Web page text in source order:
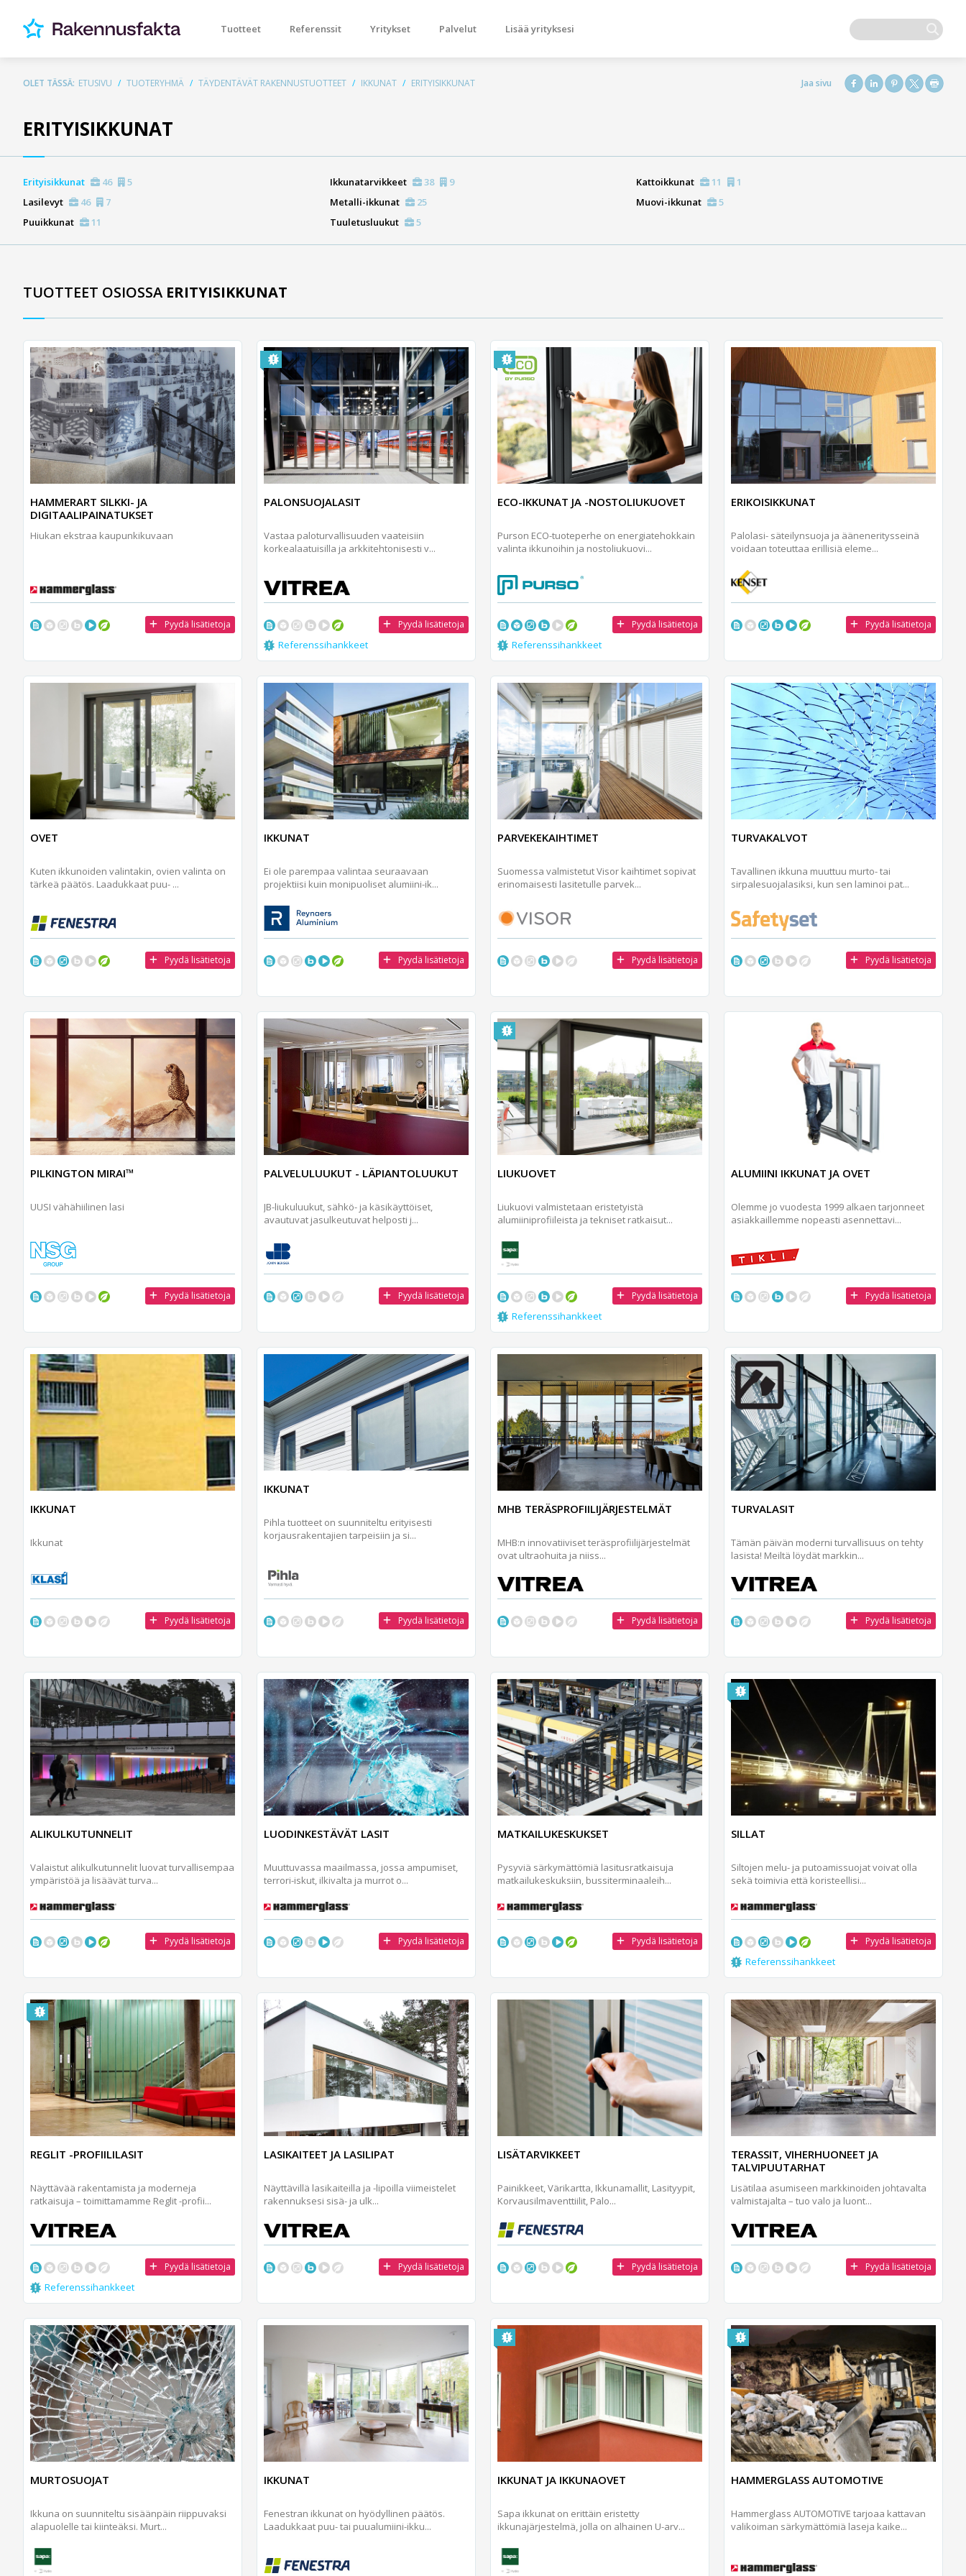
Tuotteet Referenssit Yritykset Palvelut Lisää yrityksesi
OLET TÄSSÄ: ETUSIVU TUOTERYHMÄ TÄYDENTÄVÄT RAKENNUSTUOTTEET IKKUNAT ERITYISIKKUNAT
ERITYISIKKUNAT
Erityisikkunat 46 5 Ikkunatarvikkeet 38 9 Kattoikkunat 11
1
Lasilevyt
46 7 Metalli-ikkunat 25 Muovi-ikkunat
5
Puuikkunat
11 Tuuletusluukut 5
TUOTTEET OSIOSSA ERITYISIKKUNAT
HAMMERART SILKKI- JA
DIGITAALIPAINATUKSET
Hiukan ekstraa kaupunkikuvaan
Pyydä lisätietoja
PALONSUOJALASIT
Vastaa paloturvallisuuden vaateisiin
korkealaatuisilla ja arkkitehtonisesti v...
Pyydä lisätietoja
Referenssihankkeet
ECO-IKKUNAT JA -NOSTOLIUKUOVET
Purson ECO-tuoteperhe on energiatehokkain
valinta ikkunoihin ja nostoliukuovi...
Pyydä lisätietoja
Referenssihankkeet
ERIKOISIKKUNAT
Palolasi- säteilynsuoja ja ääneneritysseinä
voidaan toteuttaa erillisiä eleme...
Pyydä lisätietoja
OVET
Kuten ikkunoiden valintakin, ovien valinta on
tärkeä päätös. Laadukkaat puu- ...
Pyydä lisätietoja
IKKUNAT
Ei ole parempaa valintaa seuraavaan
projektiisi kuin monipuoliset alumiini-ik...
Pyydä lisätietoja
PARVEKEKAIHTIMET
Suomessa valmistetut Visor kaihtimet sopivat
erinomaisesti lasitetulle parvek...
Pyydä lisätietoja
TURVAKALVOT
Tavallinen ikkuna muuttuu murto- tai
sirpalesuojalasiksi, kun sen laminoi pat...
Pyydä lisätietoja
PILKINGTON MIRAI™
UUSI vähähiilinen lasi
Pyydä lisätietoja
PALVELULUUKUT - LÄPIANTOLUUKUT
JB-liukuluukut, sähkö- ja käsikäyttöiset,
avautuvat jasulkeutuvat helposti j...
Pyydä lisätietoja
LIUKUOVET
Liukuovi valmistetaan eristetyistä
alumiiniprofiileista ja tekniset ratkaisut...
Pyydä lisätietoja
Referenssihankkeet
ALUMIINI IKKUNAT JA OVET
Olemme jo vuodesta 1999 alkaen tarjonneet
asiakkaillemme nopeasti asennettavi...
Pyydä lisätietoja
IKKUNAT
Ikkunat
Pyydä lisätietoja
IKKUNAT
Pihla tuotteet on suunniteltu erityisesti
korjausrakentajien tarpeisiin ja si...
Pyydä lisätietoja
MHB TERÄSPROFIILIJÄRJESTELMÄT
MHB:n innovatiiviset teräsprofiili­järjestelmät
ovat ultraohuita ja niiss...
Pyydä lisätietoja
TURVALASIT
Tämän päivän moderni turvallisuus on tehty
lasista! Meiltä löydät markkin...
Pyydä lisätietoja
ALIKULKUTUNNELIT
Valaistut alikulkutunnelit luovat turvallisempaa
ympäristöä ja lisäävät turva...
Pyydä lisätietoja
LUODINKESTÄVÄT LASIT
Muuttuvassa maailmassa, jossa ampumiset,
terrori-iskut, ilkivalta ja murrot o...
Pyydä lisätietoja
MATKAILUKESKUKSET
Pysyviä särkymättömiä lasitusratkaisuja
matkailukeskuksiin, bussiterminaaleih...
Pyydä lisätietoja
SILLAT
Siltojen melu- ja putoamissuojat voivat olla
sekä toimivia että koristeellisi...
Pyydä lisätietoja
Referenssihankkeet
REGLIT -PROFIILILASIT
Näyttävää rakentamista ja moderneja
ratkaisuja – toimittamamme Reglit -profii...
Pyydä lisätietoja
Referenssihankkeet
LASIKAITEET JA LASILIPAT
Näyttävillä lasikaiteilla ja -lipoilla viimeistelet
rakennuksesi sisä- ja ulk...
Pyydä lisätietoja
LISÄTARVIKKEET
Painikkeet, Värikartta, Ikkunamallit, Lasityypit,
Korvausilmaventtiilit, Palo...
Pyydä lisätietoja
TERASSIT, VIHERHUONEET JA
TALVIPUUTARHAT
Lisätilaa asumiseen markkinoiden johtavalta
valmistajalta – tuo valo ja luont...
Pyydä lisätietoja
MURTOSUOJAT
Ikkuna on suunniteltu sisäänpäin riippuvaksi
alapuolelle tai kiinteäksi. Murt...
IKKUNAT
Fenestran ikkunat on hyödyllinen päätös.
Laadukkaat puu- tai puualumiini-ikku...
IKKUNAT JA IKKUNAOVET
Sapa ikkunat on erittäin eristetty
ikkunajärjestelmä, jolla on alhainen U-arv...
HAMMERGLASS AUTOMOTIVE
Hammerglass AUTOMOTIVE tarjoaa kattavan
valikoiman särkymättömiä laseja kaike...